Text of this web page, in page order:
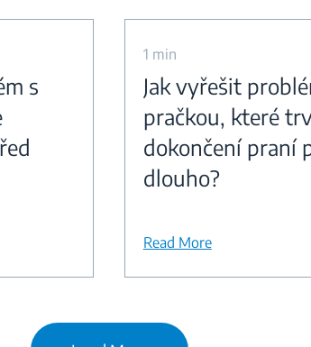
s
1 min
Jak vyřešit
pračkou, které
dokončení praní
dlouho?
Read More